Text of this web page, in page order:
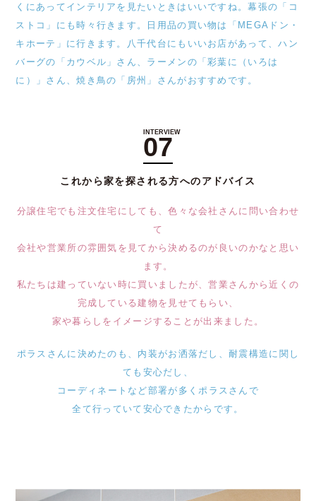
くにあってインテリアを見たいときはいいですね。幕張の「コ
ストコ」にも時々行きます。日用品の買い物は「MEGAドン・
キホーテ」に行きます。八千代台にもいいお店があって、ハン
バーグの「カウベル」さん、ラーメンの「彩葉に（いろは
に）」さん、焼き鳥の「房州」さんがおすすめです。
07
これから家を探される方へのアドバイス
分譲住宅でも注文住宅にしても、色々な会社さんに問い合わせ
て
会社や営業所の雰囲気を見てから決めるのが良いのかなと思い
ます。
私たちは建っていない時に買いましたが、営業さんから近くの
完成している建物を見せてもらい、
家や暮らしをイメージすることが出来ました。
ポラスさんに決めたのも、内装がお洒落だし、耐震構造に関し
ても安心だし、
コーディネートなど部署が多くポラスさんで
全て行っていて安心できたからです。